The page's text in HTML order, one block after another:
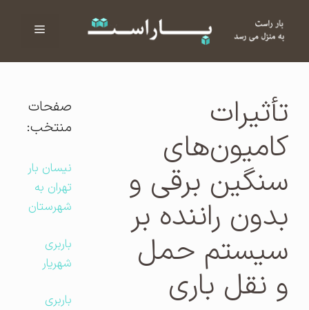
فهرست
تأثیرات
کامیون‌های
سنگین برقی و
بدون راننده بر
سیستم حمل
و نقل باری
صفحات
منتخب:
نیسان بار
تهران به
شهرستان
باربری
شهریار
باربری